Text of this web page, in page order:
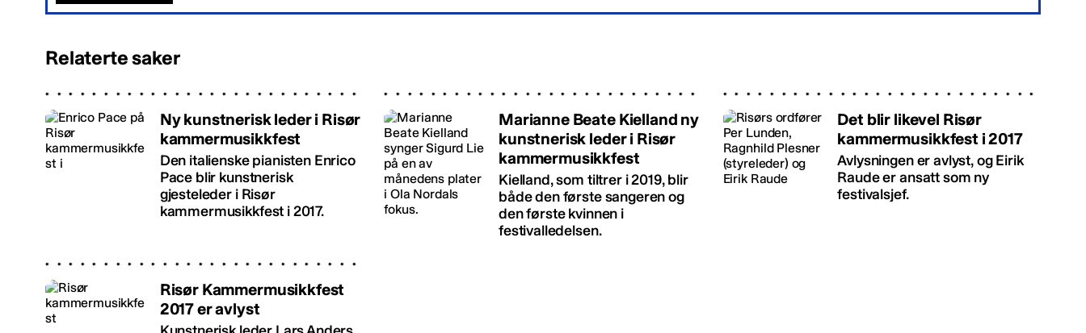
Relaterte saker
Ny kunstnerisk leder i Risør
kammermusikkfest
Den italienske pianisten Enrico
Pace blir kunstnerisk
gjesteleder i Risør
kammermusikkfest i 2017.
Marianne Beate Kielland ny
kunstnerisk leder i Risør
kammermusikkfest
Kielland, som tiltrer i 2019, blir
både den første sangeren og
den første kvinnen i
festivalledelsen.
Det blir likevel Risør
kammermusikkfest i 2017
Avlysningen er avlyst, og Eirik
Raude er ansatt som ny
festivalsjef.
Risør Kammermusikkfest
2017 er avlyst